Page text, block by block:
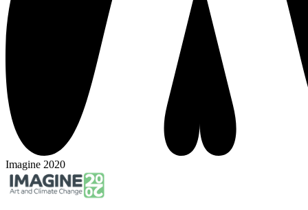
Imagine 2020